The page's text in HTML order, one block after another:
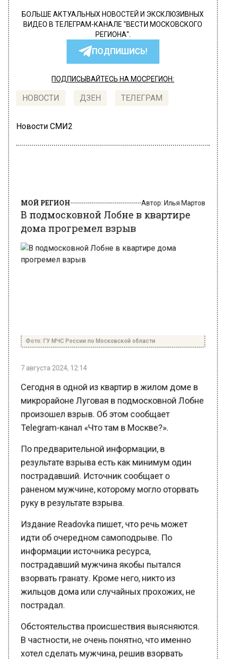
БОЛЬШЕ АКТУАЛЬНЫХ НОВОСТЕЙ И ЭКСКЛЮЗИВНЫХ
ВИДЕО В ТЕЛЕГРАМ-КАНАЛЕ "ВЕСТИ МОСКОВСКОГО
РЕГИОНА".
ПОДПИШИСЬ!
ПОДПИСЫВАЙТЕСЬ НА МОСРЕГИОН:
НОВОСТИ ДЗЕН ТЕЛЕГРАМ
Новости СМИ2
дома прогремел взрыв
Сегодня в одной из квартир в жилом доме в
микрорайоне Луговая в подмосковной Лобне
произошел взрыв. Об этом сообщает
Telegram-канал «Что там в Москве?».
результате взрыва есть как минимум один
пострадавший. Источник сообщает о
раненом мужчине, которому могло оторвать
руку в результате взрыва.
идти об очередном самоподрыве. По
информации источника ресурса,
пострадавший мужчина якобы пытался
взорвать гранату. Кроме него, никто из
жильцов дома или случайных прохожих, не
пострадал.
Обстоятельства происшествия выясняются.
В частности, не очень понятно, что именно
хотел сделать мужчина, решив взорвать